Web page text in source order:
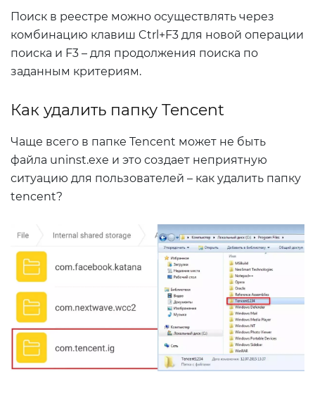
Поиск в реестре можно осуществлять через
комбинацию клавиш Ctrl+F3 для новой операции
поиска и F3 – для продолжения поиска по
заданным критериям.
Как удалить папку Tencent
Чаще всего в папке Tencent может не быть
файла uninst.exe и это создает неприятную
ситуацию для пользователей – как удалить папку
tencent?